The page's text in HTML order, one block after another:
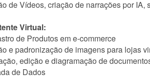
de Vídeos, criação de narrações por IA,
Virtual:
de Produtos em e-commerce
e padronização de imagens para lojas
edição e diagramação de
de Dados